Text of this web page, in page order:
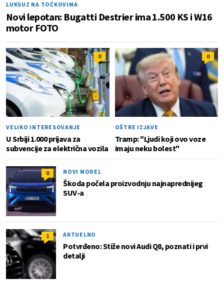
LUKSUZ NA TOČKOVIMA
Novi lepotan: Bugatti Destrier ima 1.500 KS i W16
motor FOTO
0
VELIKO INTERESOVANJE
U Srbiji 1.000 prijava za
subvencije za električna vozila
0
OŠTRE IZJAVE
Tramp: "Ljudi koji ovo voze
imaju neku bolest"
0 NOVI MODEL
Škoda počela proizvodnju najnaprednijeg
SUV-a
1 AKTUELNO
Potvrđeno: Stiže novi Audi Q8, poznati i prvi
detalji